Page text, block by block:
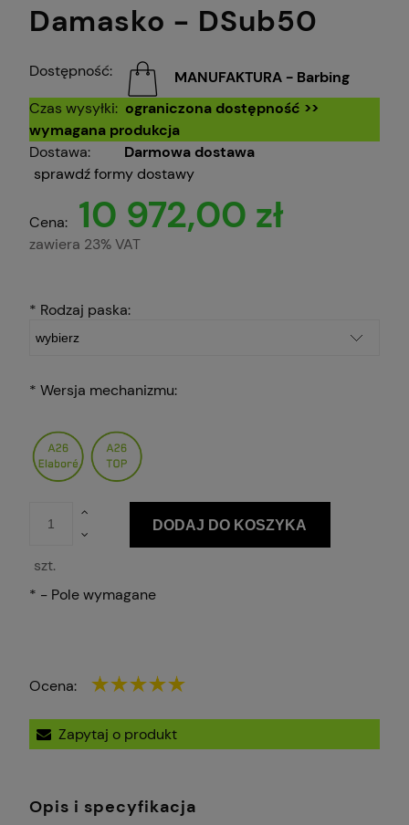
Damasko - DSub50
Dostępność:
MANUFAKTURA - Barbing
Czas wysyłki: ograniczona dostępność >>
wymagana produkcja
Dostawa:
Darmowa dostawa
sprawdź formy dostawy
Cena: 10 972,00 zł
zawiera 23% VAT
* Rodzaj paska:
* Wersja mechanizmu:
szt.
DODAJ DO KOSZYKA
* - Pole wymagane
Ocena:
Zapytaj o produkt
Opis i specyfikacja